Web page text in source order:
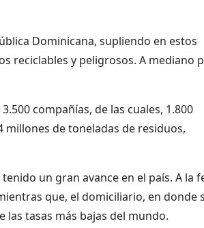
Dominicana, supliendo en estos
reciclables y peligrosos. A mediano
compañías, de las cuales, 1.800
millones de toneladas de residuos,
un gran avance en el país. A la
que, el domiciliario, en donde
las tasas más bajas del mundo.